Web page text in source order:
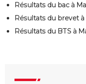
Résultats du bac à
Résultats du brevet
Résultats du BTS à